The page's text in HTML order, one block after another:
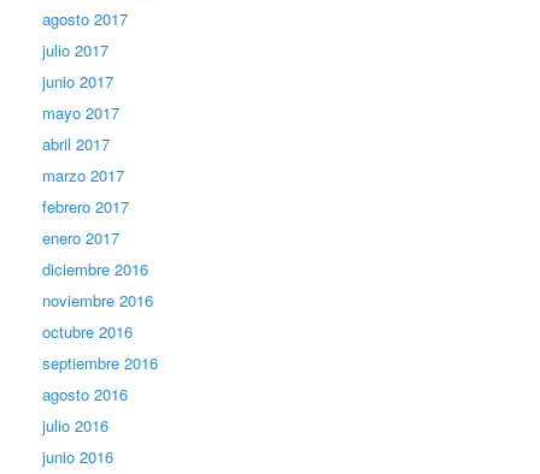
agosto 2017
julio 2017
junio 2017
mayo 2017
abril 2017
marzo 2017
febrero 2017
enero 2017
diciembre 2016
noviembre 2016
octubre 2016
septiembre 2016
agosto 2016
julio 2016
junio 2016